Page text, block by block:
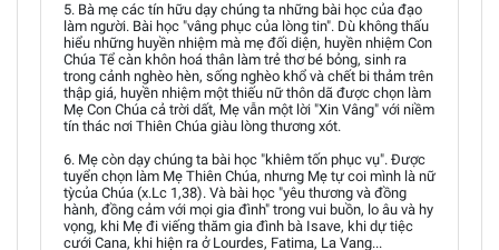
5. Bà mẹ các tín hữu dạy chúng ta những bài học của đạo
làm người. Bài học "vâng phục của lòng tin". Dù không thấu
hiểu những huyền nhiệm mà mẹ đối diện, huyền nhiệm Con
Chúa Tể càn khôn hoá thân làm trẻ thơ bé bỏng, sinh ra
trong cảnh nghèo hèn, sống nghèo khổ và chết bi thảm trên
thập giá, huyền nhiệm một thiếu nữ thôn dã được chọn làm
Mẹ Con Chúa cả trời dất, Mẹ vẫn một lời "Xin Vâng" với niềm
tín thác nơi Thiên Chúa giàu lòng thương xót.
6. Mẹ còn dạy chúng ta bài học "khiêm tốn phục vụ". Được
tuyển chọn làm Mẹ Thiên Chúa, nhưng Mẹ tự coi mình là nữ
tỳcủa Chúa (x.Lc 1,38). Và bài học "yêu thương và đồng
hành, đồng cảm với mọi gia đình" trong vui buồn, lo âu và hy
vọng, khi Mẹ đi viếng thăm gia đình bà Isave, khi dự tiệc
cưới Cana, khi hiện ra ở Lourdes, Fatima, La Vang...